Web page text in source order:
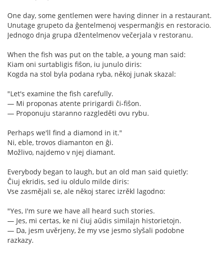
One day, some gentlemen were having dinner in a restaurant.
Unutage grupeto da ĝentelmenoj vespermanĝis en restoracio.
Jednogo dnja grupa džentelmenov večerjala v restoranu.
When the fish was put on the table, a young man said:
Kiam oni surtabligis fiŝon, iu junulo diris:
Kogda na stol byla podana ryba, někoj junak skazal:
"Let's examine the fish carefully.
— Mi proponas atente pririgardi ĉi-fiŝon.
— Proponuju staranno razgleděti ovu rybu.
Perhaps we'll find a diamond in it."
Ni, eble, trovos diamanton en ĝi.
Možlivo, najdemo v njej diamant.
Everybody began to laugh, but an old man said quietly:
Ĉiuj ekridis, sed iu oldulo milde diris:
Vse zasmějali se, ale někoj starec izrěkl lagodno:
"Yes, I'm sure we have all heard such stories.
— Jes, mi certas, ke ni ĉiuj aŭdis similajn historietojn.
— Da, jesm uvěrjeny, že my vse jesmo slyšali podobne
razkazy.